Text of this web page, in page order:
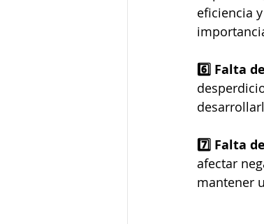
eficiencia
6️⃣ Falta
7️⃣ Falta
afectar
mantener